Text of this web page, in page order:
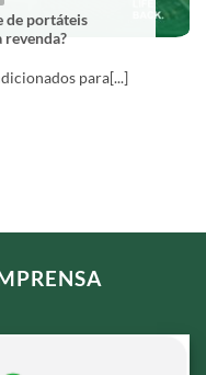
A em equipamentos
recondicionados